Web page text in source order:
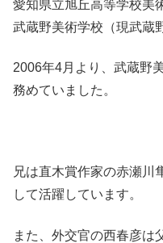
愛知県立旭丘高等学校美
武蔵野美術学校（現武蔵
2006年4月より、武蔵野
務めていました。
兄は直木賞作家の赤瀬川
して活躍しています。
また、外交官の西春彦は